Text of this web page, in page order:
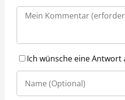
Ich wünsche eine Antwort